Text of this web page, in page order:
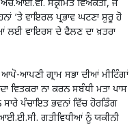
ਸੰਕ੍ਰਮਿਤ ਵਿਅਕਤੀ, ਜੋ
’ਤੇ ਵਾਇਰਲ ਪ੍ਰਭਾਵ ਘਟਣਾ ਸ਼ੁਰੂ ਹੋ
ਵਾਇਰਸ ਦੇ ਫੈਲਣ ਦਾ ਖ਼ਤਰਾ
ਆਪਣੀ ਗ੍ਰਾਮ ਸਭਾ ਦੀਆਂ ਮੀਟਿੰਗਾਂ
ਵਿਤਕਰਾ ਨਾ ਕਰਨ ਸਬੰਧੀ ਮਤਾ ਪਾਸ
ਸਾਰੇ ਪੰਚਾਇਤ ਭਵਨਾਂ ਵਿੱਚ ਹੋਰਡਿੰਗ
ਗਤੀਵਿਧੀਆਂ ਨੂੰ ਯਕੀਨੀ